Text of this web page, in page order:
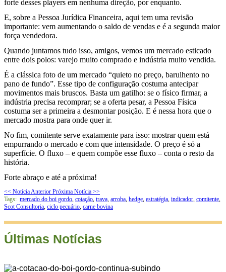
forte desses players em nenhuma direção, por enquanto.
E, sobre a Pessoa Jurídica Financeira, aqui tem uma revisão
importante: vem aumentando o saldo de vendas e é a segunda maior
força vendedora.
Quando juntamos tudo isso, amigos, vemos um mercado esticado
entre dois polos: varejo muito comprado e indústria muito vendida.
É a clássica foto de um mercado “quieto no preço, barulhento no
pano de fundo”. Esse tipo de configuração costuma antecipar
movimentos mais bruscos. Basta um gatilho: se o físico firmar, a
indústria precisa recomprar; se a oferta pesar, a Pessoa Física
costuma ser a primeira a desmontar posição. E é nessa hora que o
mercado mostra para onde quer ir.
No fim, comitente serve exatamente para isso: mostrar quem está
empurrando o mercado e com que intensidade. O preço é só a
superfície. O fluxo – e quem compõe esse fluxo – conta o resto da
história.
Forte abraço e até a próxima!
<< Notícia Anterior Próxima Notícia >>
Tags: mercado do boi gordo, cotação, trava, arroba, hedge, estratégia, indicador, comitente,
Scot Consultoria, ciclo pecuário, carne bovina
Últimas Notícias